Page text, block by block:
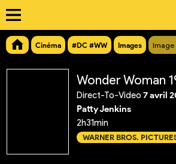
Cinéma #DC #WW Images Image
Wonder Woman
Direct-To-Video 7 avril
Patty Jenkins
2h31min
WARNER BROS.